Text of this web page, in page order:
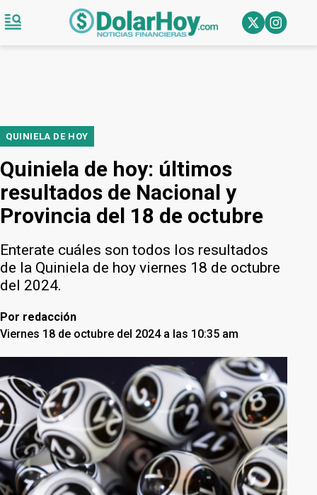
QUINIELA DE HOY
Quiniela de hoy: últimos
resultados de Nacional y
Provincia del 18 de octubre
Enterate cuáles son todos los resultados
de la Quiniela de hoy viernes 18 de octubre
del 2024.
Por redacción
Viernes 18 de octubre del 2024 a las 10:35 am